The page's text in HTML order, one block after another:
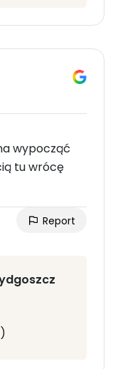
wypocząć
tu wrócę
Report